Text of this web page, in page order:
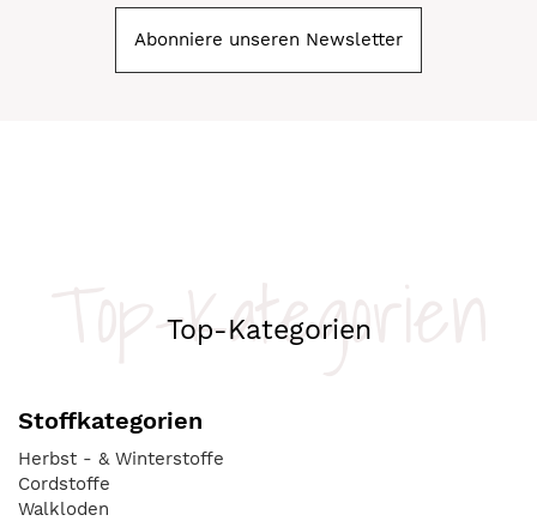
Abonniere unseren Newsletter
Top-Kategorien
Top-Kategorien
Stoffkategorien
Herbst - & Winterstoffe
Cordstoffe
Walkloden